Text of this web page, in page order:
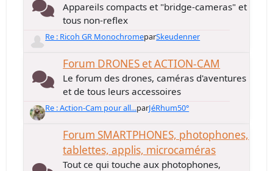
Appareils compacts et "bridge-cameras" et
tous non-reflex
Re : Ricoh GR MonochromeparSkeudenner
Forum DRONES et ACTION-CAM
Le forum des drones, caméras d'aventures
et de tous leurs accessoires
Re : Action-Cam pour all...parJéRhum50°
Forum SMARTPHONES, photophones,
tablettes, applis, microcaméras
Tout ce qui touche aux photophones,